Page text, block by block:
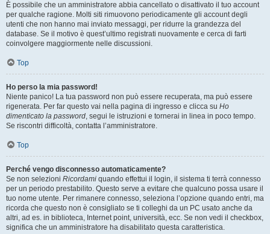
È possibile che un amministratore abbia cancellato o disattivato il tuo account
per qualche ragione. Molti siti rimuovono periodicamente gli account degli
utenti che non hanno mai inviato messaggi, per ridurre la grandezza del
database. Se il motivo è quest’ultimo registrati nuovamente e cerca di farti
coinvolgere maggiormente nelle discussioni.
Top
Ho perso la mia password!
Niente panico! La tua password non può essere recuperata, ma può essere
rigenerata. Per far questo vai nella pagina di ingresso e clicca su Ho
dimenticato la password, segui le istruzioni e tornerai in linea in poco tempo.
Se riscontri difficoltà, contatta l’amministratore.
Top
Perché vengo disconnesso automaticamente?
Se non selezioni Ricordami quando effettui il login, il sistema ti terrà connesso
per un periodo prestabilito. Questo serve a evitare che qualcuno possa usare il
tuo nome utente. Per rimanere connesso, seleziona l’opzione quando entri, ma
ricorda che questo non è consigliato se ti colleghi da un PC usato anche da
altri, ad es. in biblioteca, Internet point, università, ecc. Se non vedi il checkbox,
significa che un amministratore ha disabilitato questa caratteristica.